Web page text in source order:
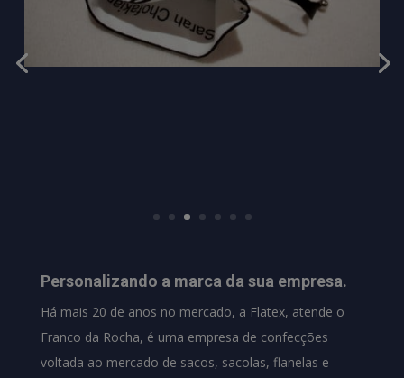
Personalizando a marca da sua empresa.
Há mais 20 de anos no mercado, a Flatex, atende o
Franco da Rocha, é uma empresa de confecções
voltada ao mercado de sacos, sacolas, flanelas e